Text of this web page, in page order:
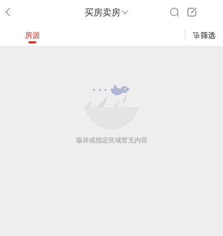
买房卖房
房源 筛选
版块或指定区域暂无内容